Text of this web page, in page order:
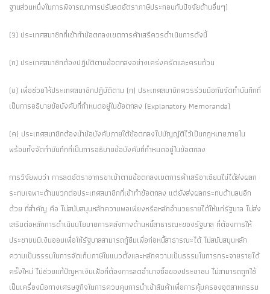
ฐานส่วนหนึ่งในการพิจารณาการปรับลดอัตราภาษีประกอบกับปัจจัยด้านอื่นๆ)
(3) ประเทศสมาชิกที่เข้าทำข้อตกลงเขตการค้าเสรีควรดำเนินการดังนี้
(ก) ประเทศสมาชิกต้องปฏิบัติตามข้อตกลงอย่างเคร่งครัดและครบถ้วน
(ข) เพื่อช่วยให้ประเทศสมาชิกปฏิบัติตาม (ก) ประเทศสมาชิกควรร่วมมือกันจัดทำบันทึกที่
เป็นการอธิบายข้อบังคับที่กำหนดอยู่ในข้อตกลง (Explanatory Memoranda)
(ค) ประเทศสมาชิกต้องนำข้อบังคับภายใต้ข้อตกลงไปบัญญัติไว้เป็นกฎหมายภายใน
พร้อมทั้งจัดทำบันทึกที่เป็นการอธิบายข้อบังคับที่กำหนดอยู่ในข้อตกลง
การวิจัยพบว่า การลดอัตราอากรขาเข้าตามข้อตกลงเขตการค้าเสรีอาเซียนไม่ได้ส่งผลก
ระทบเฉพาะด้านบวกต่อประเทศสมาชิกที่เข้าทำข้อตกลง แต่ยังส่งผลกระทบด้านลบอีก
ด้วย ที่สำคัญ คือ ไม่สนับสนุนหลักความพอเพียงหรือหลักอำนวยรายได้ให้แก่รัฐบาล ไม่ส่ง
เสริมต่อหลักการดำเนินนโยบายการคลังทางด้านหนี้สาธารณะของรัฐบาล ที่ต้องการให้
ประชาชนมีเงินออมเพื่อให้รัฐบาลสามารถกู้ยืมเพื่อก่อหนี้สาธารณะได้ ไม่สนับสนุนหลัก
ความเป็นธรรมในการจัดเก็บภาษีในแนวตั้งและหลักความเป็นธรรมในการกระจายรายได้
ครั้งใหม่ ไม่ช่วยแก้ปัญหาเงินเฟ้อที่ต้องการลดอำนาจซื้อของประชาชน ไม่สามารถถูกใช้
เป็นเครื่องมือทางเศรษฐกิจในการควบคุมการนำเข้าสินค้าเพื่อการคุ้มครองอุตสาหกรรม